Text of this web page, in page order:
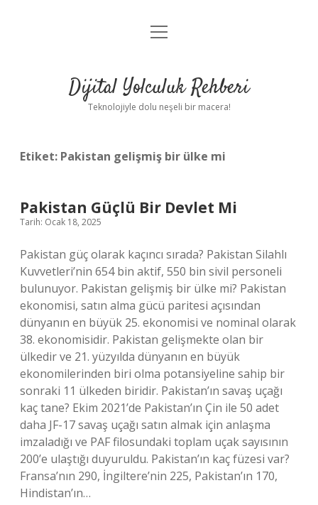
Anasayfa
Yasal Uyarı
menüyü
Dijital Yolculuk Rehberi
Teknolojiyle dolu neşeli bir macera!
Etiket: Pakistan gelişmiş bir ülke mi
Pakistan Güçlü Bir Devlet Mi
Tarih: Ocak 18, 2025
Pakistan güç olarak kaçıncı sırada? Pakistan Silahlı
Kuvvetleri’nin 654 bin aktif, 550 bin sivil personeli
bulunuyor. Pakistan gelişmiş bir ülke mi? Pakistan
ekonomisi, satın alma gücü paritesi açısından
dünyanın en büyük 25. ekonomisi ve nominal olarak
38. ekonomisidir. Pakistan gelişmekte olan bir
ülkedir ve 21. yüzyılda dünyanın en büyük
ekonomilerinden biri olma potansiyeline sahip bir
sonraki 11 ülkeden biridir. Pakistan’ın savaş uçağı
kaç tane? Ekim 2021’de Pakistan’ın Çin ile 50 adet
daha JF-17 savaş uçağı satın almak için anlaşma
imzaladığı ve PAF filosundaki toplam uçak sayısının
200’e ulaştığı duyuruldu. Pakistan’ın kaç füzesi var?
Fransa’nın 290, İngiltere’nin 225, Pakistan’ın 170,
Hindistan’ın…